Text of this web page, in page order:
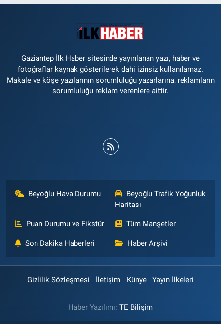
Gaziantep İlk Haber sitesinde yayınlanan yazı, haber ve
fotoğraflar kaynak gösterilerek dahi izinsiz kullanılamaz.
Makale ve köşe yazılarının sorumluluğu yazarlarına, reklamların
sorumluluğu reklam verenlere aittir.
Beyoğlu Hava Durumu
Beyoğlu Trafik Yoğunluk
Haritası
Puan Durumu ve Fikstür Tüm Manşetler
Son Dakika Haberleri Haber Arşivi
Gizlilik Sözleşmesi İletişim Künye Yayın İlkeleri
Haber Yazılımı: TE Bilişim